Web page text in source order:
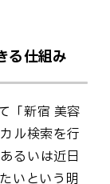
る仕組み
「新宿 美容
ル検索を行
るいは近日
いという明